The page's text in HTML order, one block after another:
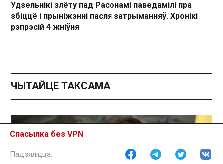
Спасылка без VPN
Удзельнікі злёту пад Расонамі паведамілі пра
збіццё і прыніжэнні пасля затрыманняў. Хронікі
рэпрэсій 4 жніўня
ЧЫТАЙЦЕ ТАКСАМА